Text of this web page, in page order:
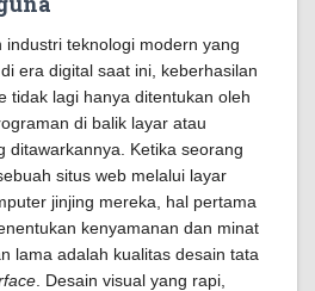
industri teknologi modern yang
era digital saat ini, keberhasilan
tidak lagi hanya ditentukan oleh
di balik layar atau
ditawarkannya. Ketika seorang
situs web melalui layar
jinjing mereka, hal pertama
kenyamanan dan minat
lama adalah kualitas desain tata
. Desain visual yang rapi,